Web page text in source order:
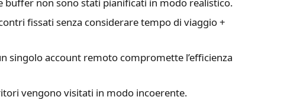
fissati senza considerare tempo di viaggio +
singolo account remoto compromette l’efficienza
vengono visitati in modo incoerente.